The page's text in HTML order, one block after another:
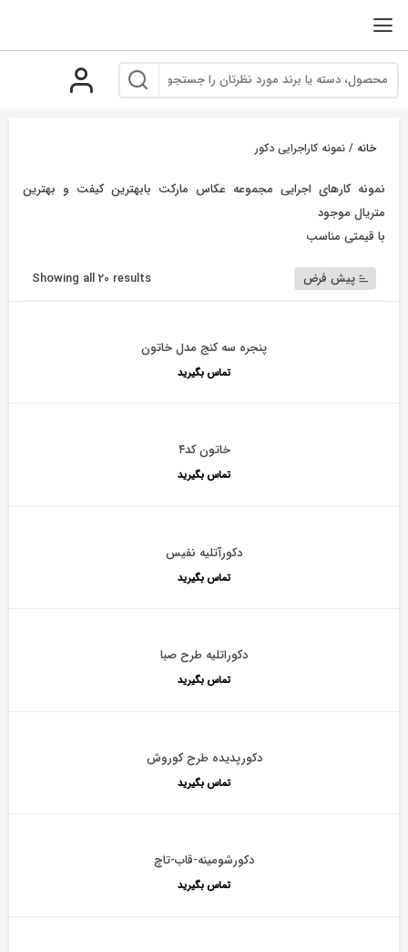
خانه / نمونه کاراجرایی دکور
نمونه کارهای اجرایی مجموعه عکاس مارکت بابهترین کیفت و بهترین
متریال موجود
با قیمتی مناسب
Showing all 20 results پیش فرض
پنجره سه کنج مدل خاتون
تماس بگیرید
خاتون کد۴
تماس بگیرید
دکورآتلیه نفیس
تماس بگیرید
دکوراتلیه طرح صبا
تماس بگیرید
دکورپدیده طرح کوروش
تماس بگیرید
دکورشومینه-قاب-تاچ
تماس بگیرید